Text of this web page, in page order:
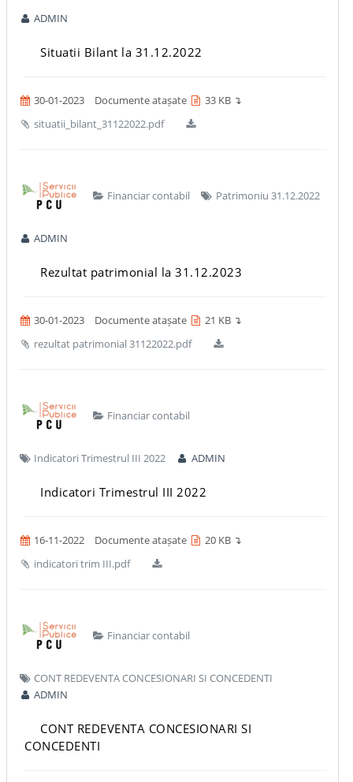
ADMIN
Situatii Bilant la 31.12.2022
30-01-2023 Documente atașate
33 KB ↴
situatii_bilant_31122022.pdf
Financiar contabil Patrimoniu 31.12.2022
ADMIN
Rezultat patrimonial la 31.12.2023
30-01-2023 Documente atașate
21 KB ↴
rezultat patrimonial 31122022.pdf
Financiar contabil
Indicatori Trimestrul III 2022 ADMIN
Indicatori Trimestrul III 2022
16-11-2022 Documente atașate
20 KB ↴
indicatori trim III.pdf
Financiar contabil
CONT REDEVENTA CONCESIONARI SI CONCEDENTI
ADMIN
CONT REDEVENTA CONCESIONARI SI
CONCEDENTI